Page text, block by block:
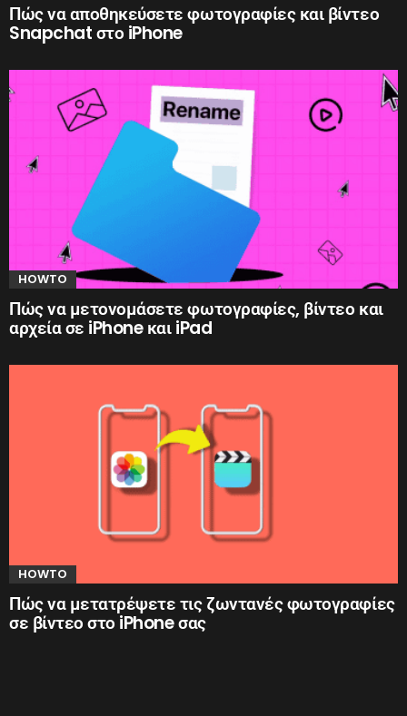
Πώς να αποθηκεύσετε φωτογραφίες και βίντεο
Snapchat στο iPhone
HOWTO
Πώς να μετονομάσετε φωτογραφίες, βίντεο και
αρχεία σε iPhone και iPad
HOWTO
Πώς να μετατρέψετε τις ζωντανές φωτογραφίες
σε βίντεο στο iPhone σας